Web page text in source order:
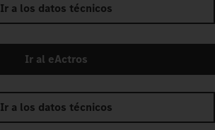
Ir a los datos técnicos
Ir al eActros
Ir a los datos técnicos